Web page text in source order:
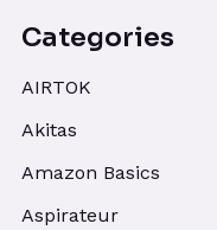
Categories
AIRTOK
Akitas
Amazon Basics
Aspirateur